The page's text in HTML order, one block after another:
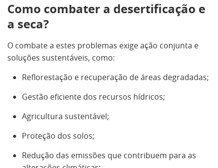
Como combater a desertificação e
a seca?
O combate a estes problemas exige ação conjunta e
soluções sustentáveis, como:
Reflorestação e recuperação de áreas degradadas;
Gestão eficiente dos recursos hídricos;
Agricultura sustentável;
Proteção dos solos;
Redução das emissões que contribuem para as